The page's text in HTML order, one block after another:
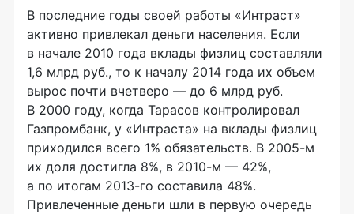
В последние годы своей работы «Интраст»
активно привлекал деньги населения. Если
в начале 2010 года вклады физлиц составляли
1,6 млрд руб., то к началу 2014 года их объем
вырос почти вчетверо — до 6 млрд руб.
В 2000 году, когда Тарасов контролировал
Газпромбанк, у «Интраста» на вклады физлиц
приходился всего 1% обязательств. В 2005-м
их доля достигла 8%, в 2010-м — 42%,
а по итогам 2013-го составила 48%.
Привлеченные деньги шли в первую очередь